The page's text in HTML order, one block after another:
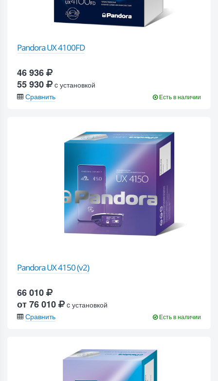
Pandora UX 4100FD
46 936
55 930
c установкой
Сравнить
Есть в наличии
Pandora UX 4150 (v2)
66 010
от 76 010
c установкой
Сравнить
Есть в наличии